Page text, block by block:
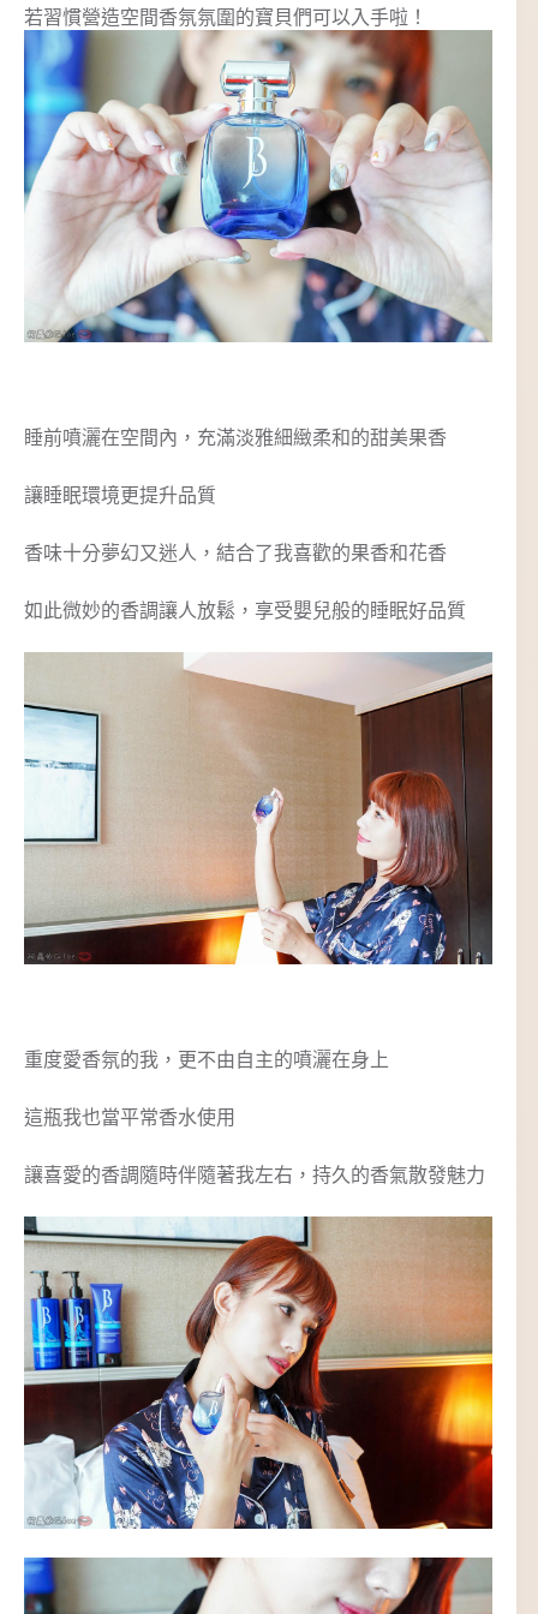
若習慣營造空間香氛氛圍的寶貝們可以入手啦！
睡前噴灑在空間內，充滿淡雅細緻柔和的甜美果香
讓睡眠環境更提升品質
香味十分夢幻又迷人，結合了我喜歡的果香和花香
如此微妙的香調讓人放鬆，享受嬰兒般的睡眠好品質
重度愛香氛的我，更不由自主的噴灑在身上
這瓶我也當平常香水使用
讓喜愛的香調隨時伴隨著我左右，持久的香氣散發魅力